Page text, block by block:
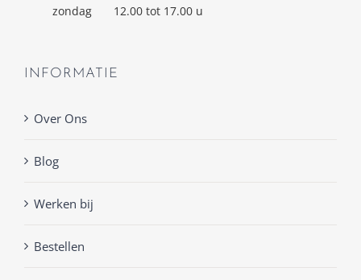
zondag
12.00 tot 17.00 u
INFORMATIE
Over Ons
Blog
Werken bij
Bestellen